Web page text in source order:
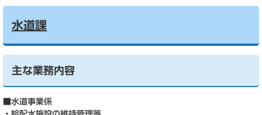
水道課
主な業務内容
■水道事業係